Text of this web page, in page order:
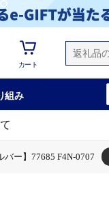
カート
組み
ー】77685 F4N-0707